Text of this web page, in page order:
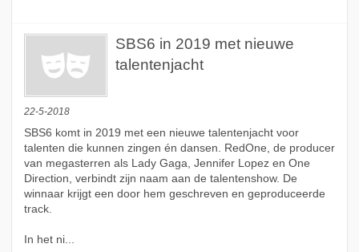
SBS6 in 2019 met nieuwe
talentenjacht
22-5-2018
SBS6 komt in 2019 met een nieuwe talentenjacht voor
talenten die kunnen zingen én dansen. RedOne, de producer
van megasterren als Lady Gaga, Jennifer Lopez en One
Direction, verbindt zijn naam aan de talentenshow. De
winnaar krijgt een door hem geschreven en geproduceerde
track.
In het ni...